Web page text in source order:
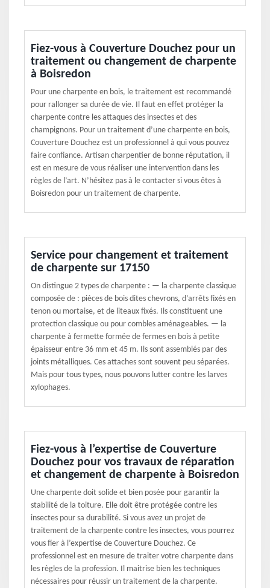
Fiez-vous à Couverture Douchez pour un
traitement ou changement de charpente
à Boisredon
Pour une charpente en bois, le traitement est recommandé
pour rallonger sa durée de vie. Il faut en effet protéger la
charpente contre les attaques des insectes et des
champignons. Pour un traitement d’une charpente en bois,
Couverture Douchez est un professionnel à qui vous pouvez
faire confiance. Artisan charpentier de bonne réputation, il
est en mesure de vous réaliser une intervention dans les
règles de l’art. N’hésitez pas à le contacter si vous êtes à
Boisredon pour un traitement de charpente.
Service pour changement et traitement
de charpente sur 17150
On distingue 2 types de charpente : — la charpente classique
composée de : pièces de bois dites chevrons, d’arrêts fixés en
tenon ou mortaise, et de liteaux fixés. Ils constituent une
protection classique ou pour combles aménageables. — la
charpente à fermette formée de fermes en bois à petite
épaisseur entre 36 mm et 45 m. Ils sont assemblés par des
joints métalliques. Ces attaches sont souvent peu séparées.
Mais pour tous types, nous pouvons lutter contre les larves
xylophages.
Fiez-vous à l’expertise de Couverture
Douchez pour vos travaux de réparation
et changement de charpente à Boisredon
Une charpente doit solide et bien posée pour garantir la
stabilité de la toiture. Elle doit être protégée contre les
insectes pour sa durabilité. Si vous avez un projet de
traitement de la charpente contre les insectes, vous pourrez
vous fier à l’expertise de Couverture Douchez. Ce
professionnel est en mesure de traiter votre charpente dans
les règles de la profession. Il maitrise bien les techniques
nécessaires pour réussir un traitement de la charpente.